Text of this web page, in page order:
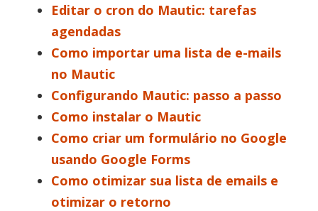
Editar o cron do Mautic: tarefas
agendadas
Como importar uma lista de e-mails
no Mautic
Configurando Mautic: passo a passo
Como instalar o Mautic
Como criar um formulário no Google
usando Google Forms
Como otimizar sua lista de emails e
otimizar o retorno